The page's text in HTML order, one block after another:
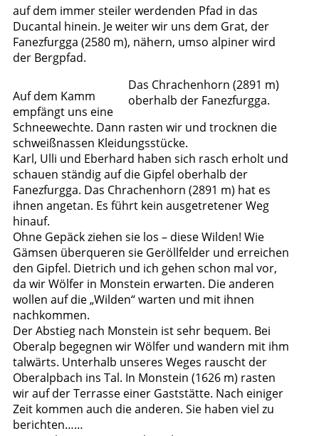
auf dem immer steiler werdenden Pfad in das
Ducantal hinein. Je weiter wir uns dem Grat, der
Fanezfurgga (2580 m), nähern, umso alpiner wird
der Bergpfad.
Das Chrachenhorn (2891 m)
oberhalb der Fanezfurgga.
Auf dem Kamm
empfängt uns eine
Schneewechte. Dann rasten wir und trocknen die
schweißnassen Kleidungsstücke.
Karl, Ulli und Eberhard haben sich rasch erholt und
schauen ständig auf die Gipfel oberhalb der
Fanezfurgga. Das Chrachenhorn (2891 m) hat es
ihnen angetan. Es führt kein ausgetretener Weg
hinauf.
Ohne Gepäck ziehen sie los – diese Wilden! Wie
Gämsen überqueren sie Geröllfelder und erreichen
den Gipfel. Dietrich und ich gehen schon mal vor,
da wir Wölfer in Monstein erwarten. Die anderen
wollen auf die „Wilden“ warten und mit ihnen
nachkommen.
Der Abstieg nach Monstein ist sehr bequem. Bei
Oberalp begegnen wir Wölfer und wandern mit ihm
talwärts. Unterhalb unseres Weges rauscht der
Oberalpbach ins Tal. In Monstein (1626 m) rasten
wir auf der Terrasse einer Gaststätte. Nach einiger
Zeit kommen auch die anderen. Sie haben viel zu
berichten……